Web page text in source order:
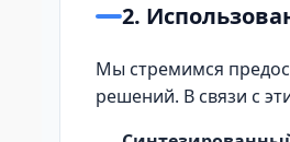
2.
Мы стремимся
решений. В связи с